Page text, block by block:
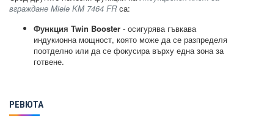
вграждане Miele KM 7464 FRса:
Функция Twin Booster - осигурява гъвкава
индукионна мощност, която може да се разпределя
поотделно или да се фокусира върху една зона за
готвене.
РЕВЮТА